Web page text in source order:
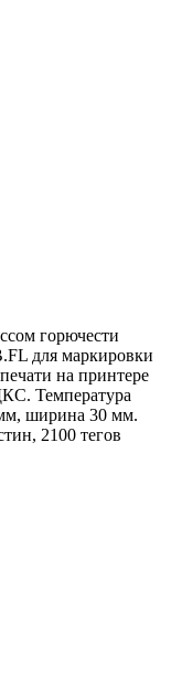
горючести
для маркировки
на принтере
Температура
ширина 30 мм.
2100 тегов